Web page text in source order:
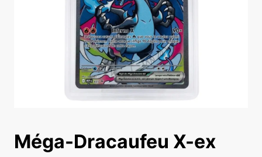
Méga-Dracaufeu X-ex